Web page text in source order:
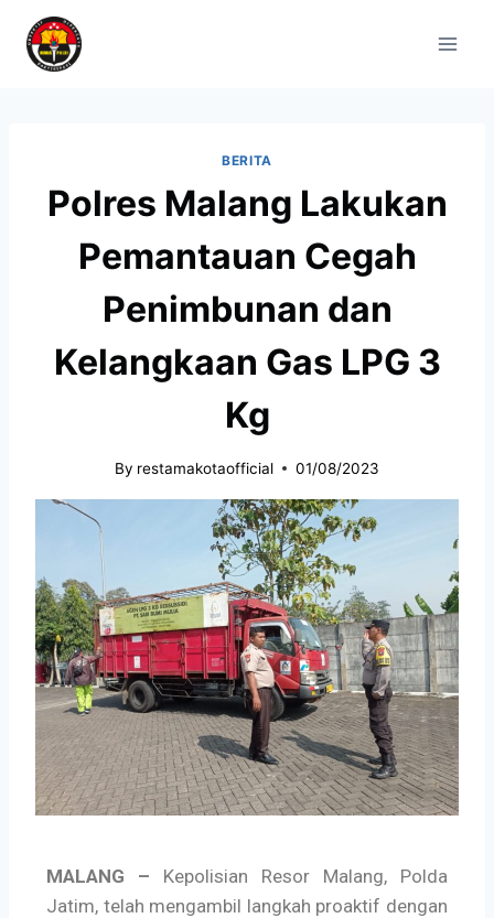
BERITA
Polres Malang Lakukan
Pemantauan Cegah
Penimbunan dan
Kelangkaan Gas LPG 3
Kg
By restamakotaofficial 01/08/2023
MALANG – Kepolisian Resor Malang, Polda
Jatim, telah mengambil langkah proaktif dengan